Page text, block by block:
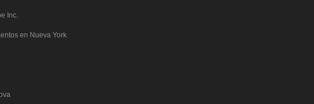
Inc.
en Nueva York